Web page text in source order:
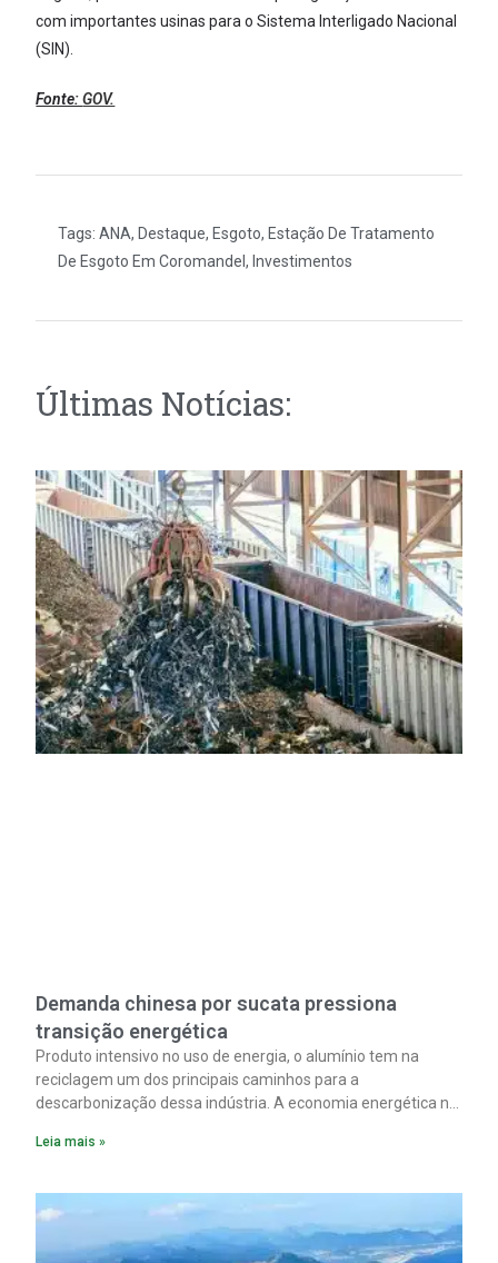
com importantes usinas para o Sistema Interligado Nacional
(SIN).
Fonte:GOV.
Tags:ANA, Destaque, Esgoto, Estação De Tratamento
De Esgoto Em Coromandel, Investimentos
Últimas Notícias:
Demanda chinesa por sucata pressiona
transição energética
Produto intensivo no uso de energia, o alumínio tem na
reciclagem um dos principais caminhos para a
descarbonização dessa indústria. A economia energética na
material. A produção de um alumínio mais limpo, no entanto,
insumo, a sucata, devido, sobretudo, ao interesse chinês
pela matéria-prima.
Leia mais »